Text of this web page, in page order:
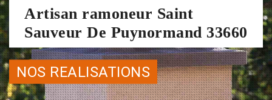
Artisan ramoneur Saint
Sauveur De Puynormand 33660
NOS REALISATIONS